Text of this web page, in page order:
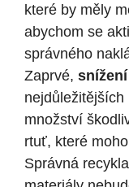
které by měly
abychom se
správného
Zaprvé,
množství
rtuť, které
Správná